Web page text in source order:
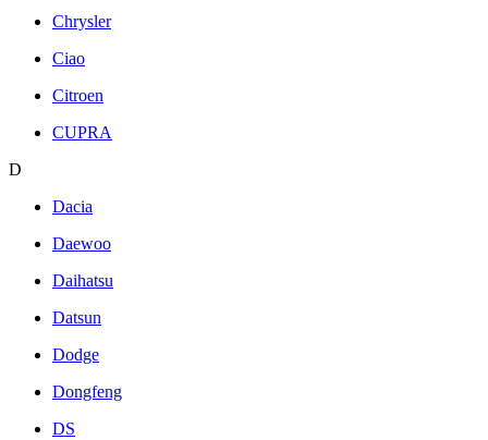
Chrysler
Ciao
Citroen
CUPRA
D
Dacia
Daewoo
Daihatsu
Datsun
Dodge
Dongfeng
DS